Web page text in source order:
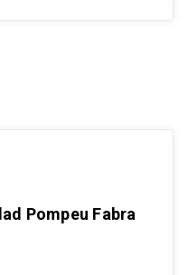
Pompeu Fabra